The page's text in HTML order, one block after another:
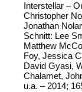
Interstellar –
Christopher
Jonathan
Schnitt: Lee
Matthew
Foy, Jessica
David Gyasi,
Chalamet,
u.a. – 2014;